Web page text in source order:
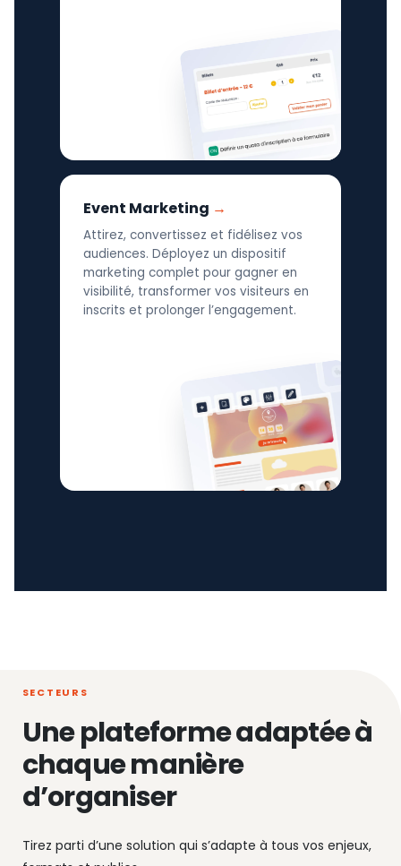
Event Marketing
Attirez, convertissez et fidélisez vos
audiences. Déployez un dispositif
marketing complet pour gagner en
visibilité, transformer vos visiteurs en
inscrits et prolonger l’engagement.
SECTEURS
Une plateforme adaptée à
chaque manière
d’organiser
Tirez parti d’une solution qui s’adapte à tous vos enjeux,